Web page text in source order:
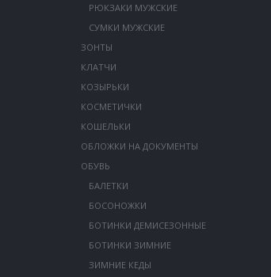
РЮКЗАКИ МУЖСКИЕ
СУМКИ МУЖСКИЕ
ЗОНТЫ
КЛАТЧИ
КОЗЫРЬКИ
КОСМЕТИЧКИ
КОШЕЛЬКИ
ОБЛОЖКИ НА ДОКУМЕНТЫ
ОБУВЬ
БАЛЕТКИ
БОСОНОЖКИ
БОТИНКИ ДЕМИСЕЗОННЫЕ
БОТИНКИ ЗИМНИЕ
ЗИМНИЕ КЕДЫ